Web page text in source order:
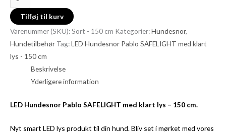
Tilføj til kurv
Varenummer (SKU):Sort - 150 cm Kategorier:Hundesnor,
Hundetilbehør Tag:LED Hundesnor Pablo SAFELIGHT med klart
lys - 150 cm
Beskrivelse
Yderligere information
LED Hundesnor Pablo SAFELIGHT med klart lys – 150 cm.
Nyt smart LED lys produkt til din hund. Bliv set i mørket med vores